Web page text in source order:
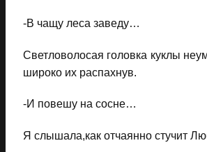
-В чащу леса заведу…
Светловолосая головка куклы
широко их распахнув.
-И повешу на сосне…
Я слышала,как отчаянно стучит